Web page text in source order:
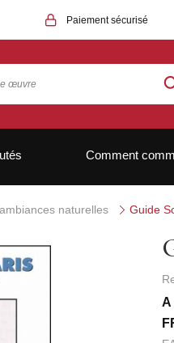
Paiement sécurisé
Comment
naturelles Guide
A